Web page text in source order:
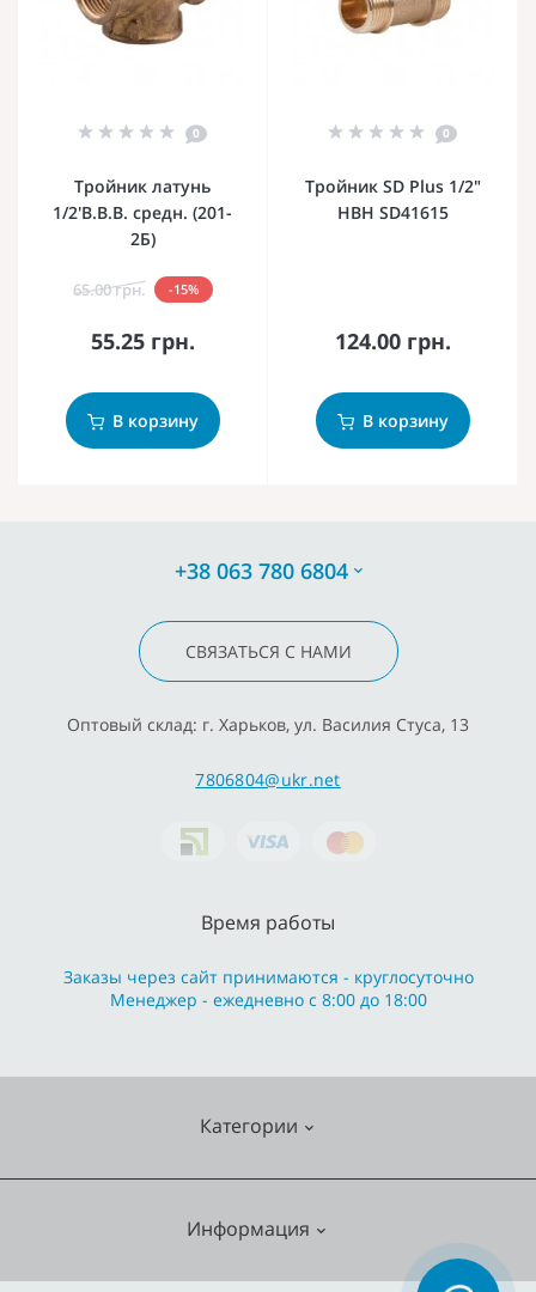
0
Тройник латунь
1/2'В.В.В. средн. (201-
2Б)
65.00 грн. -15%
55.25 грн.
В корзину
0
Тройник SD Plus 1/2"
НВН SD41615
124.00 грн.
В корзину
+38 063 780 6804
СВЯЗАТЬСЯ С НАМИ
Оптовый склад: г. Харьков, ул. Василия Стуса, 13
7806804@ukr.net
Категории
Информация
Время работы
Заказы через сайт принимаются - круглосуточно
Менеджер - ежедневно с 8:00 до 18:00